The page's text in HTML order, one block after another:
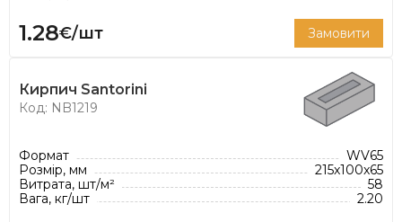
1.28€/шт Замовити
Кирпич Santorini
Код: NB1219
Формат
WV65
Розмір, мм
215x100x65
Витрата, шт/м²
58
Вага, кг/шт
2.20